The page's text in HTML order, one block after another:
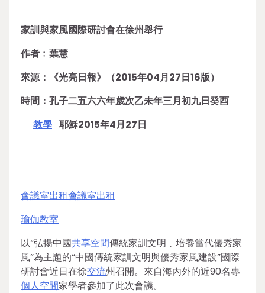
家訓與家風國際研討會在徐州舉行
作者﹕葉慧
來源：《光亮日報》（2015年04月27日16版）
時間：孔子二五六六年歲次乙未年三月初九日癸酉
教學 耶穌2015年4月27日
會議室出租會議室出租
瑜伽教室
以“弘揚中國共享空間傳統家訓文明﹑培養當代優秀家
風”為主題的“中國傳統家訓文明與優秀家風建設”國際
研討會近日在徐交流州召開。來自海內外的近90名專
個人空間家學者參加了此次會議。